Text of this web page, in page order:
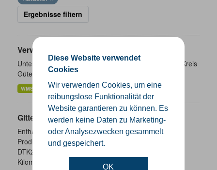
Diese Website verwendet
Cookies
Wir verwenden Cookies, um eine
reibungslose Funktionalität der
Website garantieren zu können. Es
werden keine Daten zu Marketing-
oder Analysezwecken gesammelt
und gespeichert.
OK
Ergebnisse filtern
Verwaltungsgrenzen
Unterschiedliche Ebenen der Verwaltungsgrenzen im Kreis
Gütersloh
WMS SHP GeoJSON KML
Gitternetze
Enthalten sind die Gitternetze/ Blattschnitte folgender
Produkte: - DTK100 - DTK50 - TK25 (Meßtischblatt) -
DTK25 - DOP10 - DGK5 Höhenfolie - DGK5 (GK3) -
Kilometerquadrat (GK3)...